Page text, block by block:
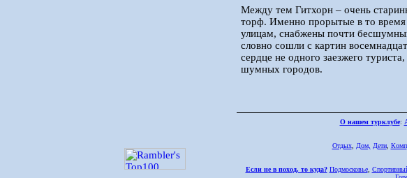
Между тем Гитхорн – очень
торф. Именно прорытые в то
улицам, снабжены почти
словно сошли с картин
сердце не одного заезжего
шумных городов.
О нашем турклубе:
Отдых, Дом, Дети, Комп,
Если не в поход, то куда? Подмосковье,